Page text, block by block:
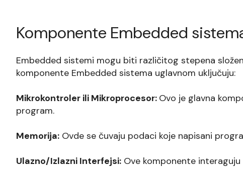
Komponente Embedded
Embedded sistemi mogu biti različitog stepena
komponente Embedded sistema uglavnom uključuju:
Mikrokontroler ili Mikroprocesor: Ovo je glavna
program.
Memorija: Ovde se čuvaju podaci koje napisani
Ulazno/Izlazni Interfejsi: Ove komponente